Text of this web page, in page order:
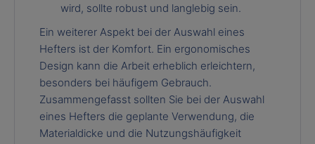
wird, sollte robust und langlebig sein.
Ein weiterer Aspekt bei der Auswahl eines
Hefters ist der Komfort. Ein ergonomisches
Design kann die Arbeit erheblich erleichtern,
besonders bei häufigem Gebrauch.
Zusammengefasst sollten Sie bei der Auswahl
eines Hefters die geplante Verwendung, die
Materialdicke und die Nutzungshäufigkeit